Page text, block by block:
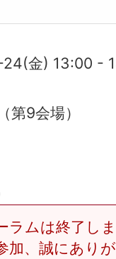
金) 13:00 -
第9会場）
ラムは終了し
加、誠にあり